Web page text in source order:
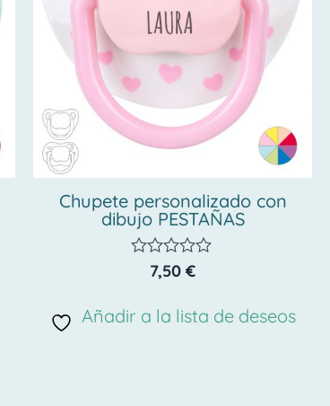
Chupete personalizado con
dibujo PESTAÑAS
Valorado
de
7,50 €
Añadir a la lista de deseos